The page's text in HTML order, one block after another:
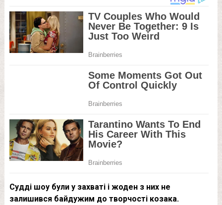
Судді шоу були у захваті і жоден з них не
залишився байдужим до творчості козака.